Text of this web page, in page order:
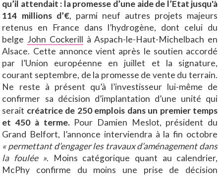
qu’il attendait : la promesse d’une aide de l’Etat jusqu'à
114 millions d’€, parmi neuf autres projets majeurs
retenus en France dans l’hydrogène, dont celui du
belge John Cockerill à Aspach-le-Haut-Michelbach en
Alsace. Cette annonce vient après le soutien accordé
par l’Union européenne en juillet et la signature,
courant septembre, de la promesse de vente du terrain.
Ne reste à présent qu’à l’investisseur lui-même de
confirmer sa décision d’implantation d’une unité qui
serait créatrice de 250 emplois dans un premier temps
et 450 à terme.Pour Damien Meslot, président du
Grand Belfort, l’annonce interviendra à la fin octobre
« permettant d’engager les travaux d’aménagement dans
la foulée ». Moins catégorique quant au calendrier,
McPhy confirme du moins une prise de décision